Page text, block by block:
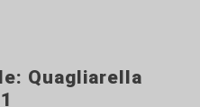
Quagliarella